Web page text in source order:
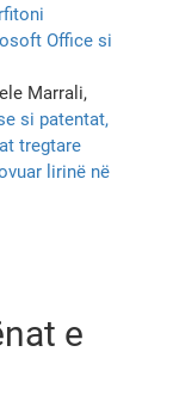
Office si
Marrali,
si patentat,
tregtare
lirinë në
e